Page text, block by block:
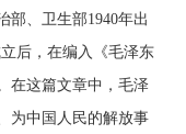
部、卫生部1940年出
后，在编入《毛泽东
在这篇文章中，毛泽
为中国人民的解放事